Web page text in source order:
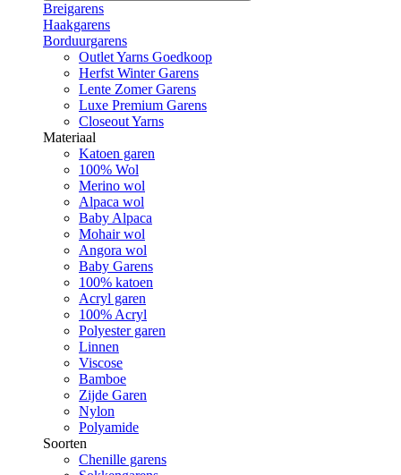
Breigarens
Haakgarens
Borduurgarens
Outlet Yarns Goedkoop
Herfst Winter Garens
Lente Zomer Garens
Luxe Premium Garens
Closeout Yarns
Materiaal
Katoen garen
100% Wol
Merino wol
Alpaca wol
Baby Alpaca
Mohair wol
Angora wol
Baby Garens
100% katoen
Acryl garen
100% Acryl
Polyester garen
Linnen
Viscose
Bamboe
Zijde Garen
Nylon
Polyamide
Soorten
Chenille garens